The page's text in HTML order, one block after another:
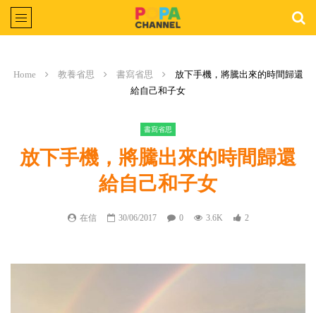
Home 教養省思 書寫省思
放下手機，將騰出來的時間歸還
給自己和子女
書寫省思
放下手機，將騰出來的時間歸還
給自己和子女
在信 30/06/2017 0 3.6K 2